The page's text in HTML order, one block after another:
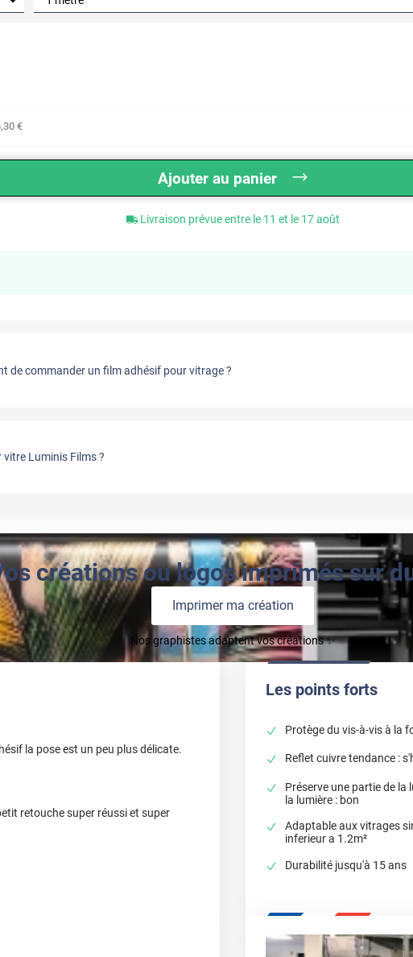
,30 €
Ajouter au panier
Livraison prévue entre le 11 et le 17 août
de commander un film adhésif pour vitrage ?
Luminis Films ?
créations ou logos imprimés sur
Imprimer ma création
Nos graphistes adaptent vos créations ✨
la pose est un peu plus délicate.
retouche super réussi et super
Les points forts
Protège du vis-à-vis à la
Reflet cuivre tendance :
Préserve une partie de
la lumière : bon
Adaptable aux vitrages
inferieur a 1.2m²
Durabilité jusqu'à 15 ans